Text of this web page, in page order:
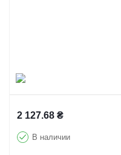
2 127.68 ₴
В наличии